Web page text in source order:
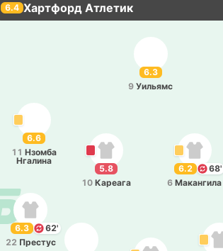
6.4 Хартфорд Атлетик
6.3
62'
22 Пре­стус
6.6
11 Нзомба
Нга­ли­на
6.2
68'
6 Ма­ка­нги­ла
5.8
10 Ка­реа­га
6.3
9 Уи­льямс